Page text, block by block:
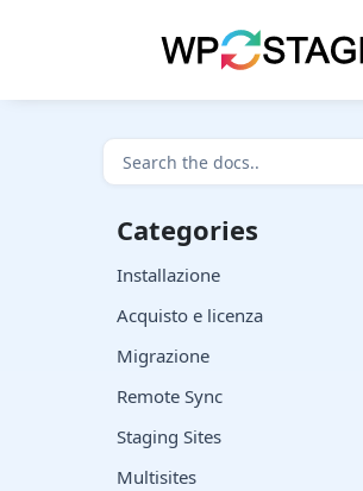
Categories
Installazione
Acquisto e licenza
Migrazione
Remote Sync
Staging Sites
Multisites